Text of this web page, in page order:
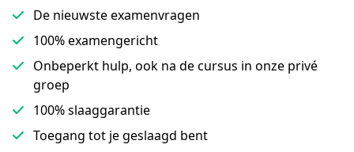
De nieuwste examenvragen
100% examengericht
Onbeperkt hulp, ook na de cursus in onze privé
groep
100% slaaggarantie
Toegang tot je geslaagd bent